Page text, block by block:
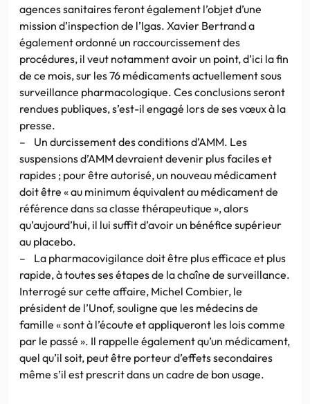
agences sanitaires feront également l’objet d’une
mission d’inspection de l’Igas. Xavier Bertrand a
également ordonné un raccourcissement des
procédures, il veut notamment avoir un point, d’ici la fin
de ce mois, sur les 76 médicaments actuellement sous
surveillance pharmacologique. Ces conclusions seront
rendues publiques, s’est-il engagé lors de ses vœux à la
presse.
– Un durcissement des conditions d’AMM. Les
suspensions d’AMM devraient devenir plus faciles et
rapides ; pour être autorisé, un nouveau médicament
doit être « au minimum équivalent au médicament de
référence dans sa classe thérapeutique », alors
qu’aujourd’hui, il lui suffit d’avoir un bénéfice supérieur
au placebo.
– La pharmacovigilance doit être plus efficace et plus
rapide, à toutes ses étapes de la chaîne de surveillance.
Interrogé sur cette affaire, Michel Combier, le
président de l’Unof, souligne que les médecins de
famille « sont à l’écoute et appliqueront les lois comme
par le passé ». Il rappelle également qu’un médicament,
quel qu’il soit, peut être porteur d’effets secondaires
même s’il est prescrit dans un cadre de bon usage.